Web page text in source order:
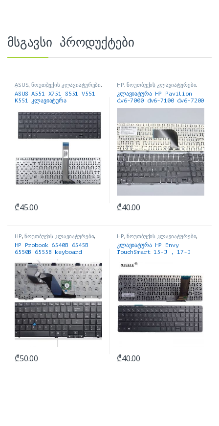
მსგავსი პროდუქტები
ASUS,ნოუთბუქის კლავიატურები,
ნოუთბუქის ნაწილები და
აქსესუარები
ASUS A551 X751 S551 V551
K551 კლავიატურა
₾45.00
HP,ნოუთბუქის კლავიატურები,
ნოუთბუქის ნაწილები და
აქსესუარები
კლავიატურა HP Pavilion
dv6-7000 dv6-7100 dv6-7200
Series
₾40.00
HP,ნოუთბუქის კლავიატურები,
ნოუთბუქის ნაწილები და
აქსესუარები
HP Probook 6540B 6545B
6550B 6555B keyboard
₾50.00
HP,ნოუთბუქის კლავიატურები,
ნოუთბუქის ნაწილები და
აქსესუარები
კლავიატურა HP Envy
TouchSmart 15-J , 17-J
₾40.00